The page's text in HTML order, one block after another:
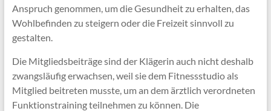
Anspruch genommen, um die Gesundheit zu erhalten, das
Wohlbefinden zu steigern oder die Freizeit sinnvoll zu
gestalten.
Die Mitgliedsbeiträge sind der Klägerin auch nicht deshalb
zwangsläufig erwachsen, weil sie dem Fitnessstudio als
Mitglied beitreten musste, um an dem ärztlich verordneten
Funktionstraining teilnehmen zu können. Die